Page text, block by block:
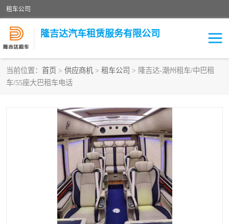
租车公司
隆吉达汽车租赁服务有限公司
当前位置： 首页 > 供应商机 > 租车公司 > 隆吉达-潮州租车/中巴租
车/55座大巴租车电话
租车公司